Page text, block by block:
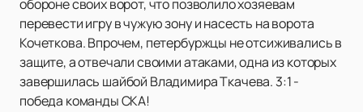
обороне своих ворот, что позволило хозяевам
перевести игру в чужую зону и насесть на ворота
Кочеткова. Впрочем, петербуржцы не отсиживались в
защите, а отвечали своими атаками, одна из которых
завершилась шайбой Владимира Ткачева. 3:1 -
победа команды СКА!